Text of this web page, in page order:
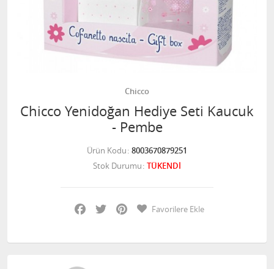
Chicco
Chicco Yenidoğan Hediye Seti Kaucuk
- Pembe
Ürün Kodu 8003670879251
Stok Durumu TÜKENDİ
Facebook
Twitter PinterestFavorilere Ekle